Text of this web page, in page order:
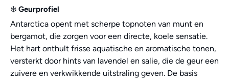
❄️ Geurprofiel
Antarctica opent met scherpe topnoten van munt en
bergamot, die zorgen voor een directe, koele sensatie.
Het hart onthult frisse aquatische en aromatische tonen,
versterkt door hints van lavendel en salie, die de geur een
zuivere en verkwikkende uitstraling geven. De basis